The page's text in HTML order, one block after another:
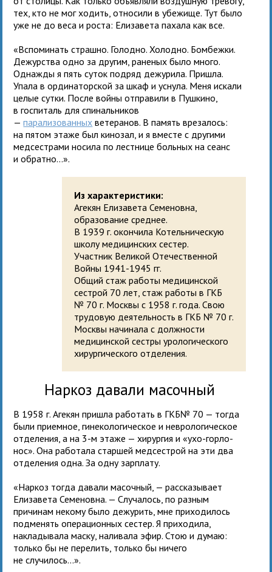
тех, кто не мог ходить, относили в убежище. Тут было
уже не до веса и роста: Елизавета пахала как все.
«Вспоминать страшно. Голодно. Холодно. Бомбежки.
Дежурства одно за другим, раненых было много.
Однажды я пять суток подряд дежурила. Пришла.
Упала в ординаторской за шкаф и уснула. Меня искали
целые сутки. После войны отправили в Пушкино,
в госпиталь для спинальников
—парализованных ветеранов. В память врезалось:
на пятом этаже был кинозал, и я вместе с другими
медсестрами носила по лестнице больных на сеанс
и обратно...».
Из характеристики:
Агекян Елизавета Семеновна,
образование среднее.
В 1939 г. окончила Котельническую
школу медицинских сестер.
Участник Великой Отечественной
Войны 1941-1945 гг.
Общий стаж работы медицинской
сестрой 70 лет, стаж работы в ГКБ
№ 70 г. Москвы с 1958 г. года. Свою
трудовую деятельность в ГКБ № 70 г.
Москвы начинала с должности
медицинской сестры урологического
хирургического отделения.
Наркоз давали масочный
В 1958 г. Агекян пришла работать в ГКБ№ 70 — тогда
были приемное, гинекологическое и неврологическое
отделения, а на 3-м этаже — хирургия и «ухо-горло-
нос». Она работала старшей медсестрой на эти два
отделения одна. За одну зарплату.
«Наркоз тогда давали масочный, — рассказывает
Елизавета Семеновна. — Случалось, по разным
причинам некому было дежурить, мне приходилось
подменять операционных сестер. Я приходила,
накладывала маску, наливала эфир. Стою и думаю:
только бы не перелить, только бы ничего
не случилось...».